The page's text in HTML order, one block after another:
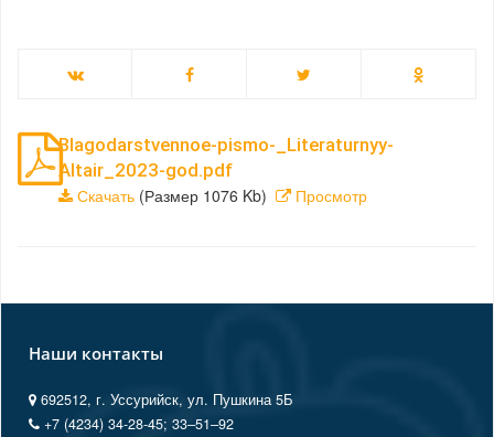
Blagodarstvennoe-pismo-_Literaturnyy-
Altair_2023-god.pdf
Скачать (Размер 1076 Kb) Просмотр
Наши контакты
692512, г. Уссурийск, ул. Пушкина 5Б
+7 (4234) 34-28-45; 33‒51‒92